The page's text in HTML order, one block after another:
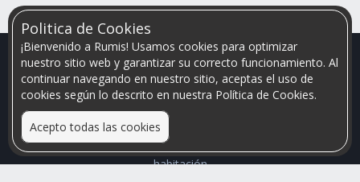
Politica de Cookies
¡Bienvenido a Rumis! Usamos cookies para optimizar
nuestro sitio web y garantizar su correcto funcionamiento. Al
continuar navegando en nuestro sitio, aceptas el uso de
cookies según lo descrito en nuestra Política de Cookies.
Acepto todas las cookies
Relacionamos personas que arriendan con las que buscan una
habitación